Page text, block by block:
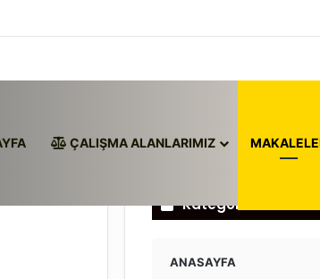
ÇALIŞMA ALANLARIMIZ
Kategoriler
ANASAYFA